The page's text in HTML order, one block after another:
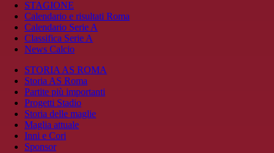
STAGIONE
Calendario e risultati Roma
Calendario Serie A
Classifica Serie A
News Calcio
STORIA AS ROMA
Storia AS Roma
Partite più importanti
Progetti Stadio
Storia delle maglie
Maglia attuale
Inni e Cori
Sponsor